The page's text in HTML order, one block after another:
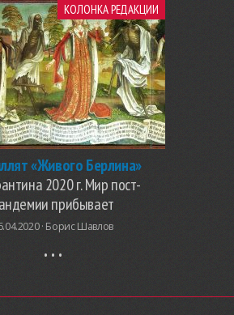
КОЛОНКА РЕДАКЦИИ
«Живого Берлина»
2020 г. Мир пост-
прибывает
· Борис Шавлов